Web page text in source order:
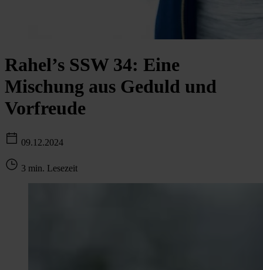
Rahel’s SSW 34: Eine
Mischung aus Geduld und
Vorfreude
09.12.2024
3 min. Lesezeit